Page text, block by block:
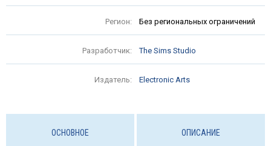
Регион: Без региональных ограничений
Разработчик: The Sims Studio
Издатель: Electronic Arts
ОСНОВНОЕ ОПИСАНИЕ